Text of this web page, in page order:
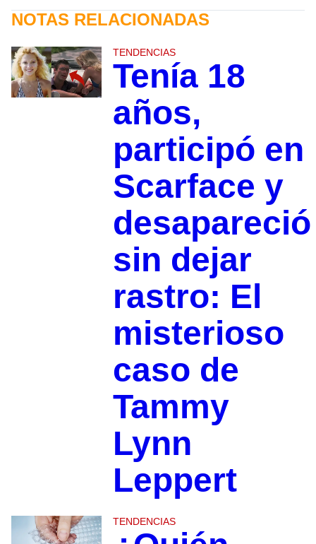
NOTAS RELACIONADAS
TENDENCIAS
Tenía 18
años,
participó en
Scarface y
desapareció
sin dejar
rastro: El
misterioso
caso de
Tammy
Lynn
Leppert
TENDENCIAS